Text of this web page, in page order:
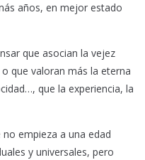
años, en mejor estado
que asocian la vejez
que valoran más la eterna
que la experiencia, la
empieza a una edad
y universales, pero